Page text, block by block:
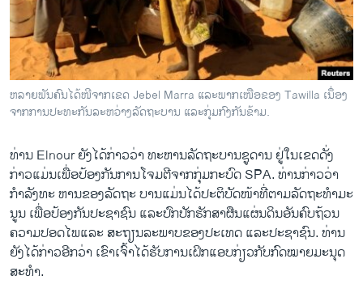
ຫລາຍພັນຄົນໄດ້ໜີຈາກເຂດ Jebel Marra ແລະພາກເໜືອຂອງ Tawilla ເນຶ່ອງ
ຈາກການປະທະກັນລະຫວ່າງລັດຖະບານ ແລະກຸ່ມກົງກັນຂ້າມ.
ທ່ານ Elnour ຍັງ​ໄດ້​ກ່າວ​ວ່າ ທະຫານລັດຖະບານຊູ​ດານ​ ຢູ່ໃນ​ເຂດດັ່ງ
ກ່າວແມ່ນເພື່ອ​ປ້ອງ​ກັນການ​ໂຈມ​ຕີ​ຈາກກຸ່ມ​ກະບົດ SPA. ທ່ານ​ກ່າວ​ວ່າ
ກຳລັງ​ທະ ຫານ​ຂອງ​ລັດຖະ ບານ​ແມ່ນ​ໄດ້ປະ​ຕິ​ບັດ​ໜ້າ​ທີ່ຕາມ​ລັດຖະທຳ​ມະ​
ນູນ ​ເພື່ອ​ປ້ອງ​ກັນ​ປະຊາຊົນ ແລະ​ປົກ​ປັກ​ຮັກສາ​ຜືນ​ແຜ່ນດິນ​ອັນ​ຄົບ​ຖ້ວນ
ຄວາມ​ປອດ​ໄພ​ແລະ ສະ​ຖຽນລະ​ພາບ​ຂອງ​ປະ​ເທດ ​ແລະ​ປະຊາຊົນ. ທ່ານ​
ຍັງ​ໄດ້​ກ່າວ​ອີກ​ວ່າ ​ເຂົາ​ເຈົ້າ​ໄດ້​ຮັບ​ການ​ເຝິກ​ແອບ​ກ່ຽວ​ກັບ​ກົດໝາຍ​ມະນຸດ​
ສະ​ທຳ.